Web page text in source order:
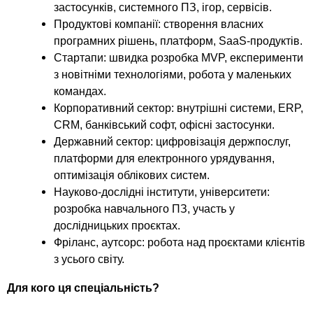
застосунків, системного ПЗ, ігор, сервісів.
Продуктові компанії: створення власних
програмних рішень, платформ, SaaS-продуктів.
Стартапи: швидка розробка MVP, експерименти
з новітніми технологіями, робота у маленьких
командах.
Корпоративний сектор: внутрішні системи, ERP,
CRM, банківський софт, офісні застосунки.
Державний сектор: цифровізація держпослуг,
платформи для електронного урядування,
оптимізація облікових систем.
Науково-дослідні інститути, університети:
розробка навчального ПЗ, участь у
дослідницьких проєктах.
Фріланс, аутсорс: робота над проєктами клієнтів
з усього світу.
Для кого ця спеціальність?